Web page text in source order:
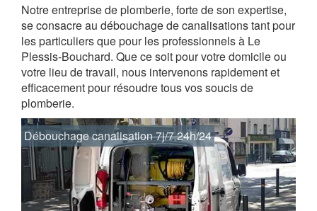
Notre entreprise de plomberie, forte de son expertise,
se consacre au débouchage de canalisations tant pour
les particuliers que pour les professionnels à Le
Plessis-Bouchard. Que ce soit pour votre domicile ou
votre lieu de travail, nous intervenons rapidement et
efficacement pour résoudre tous vos soucis de
plomberie.
Débouchage canalisation 7j/7 24h/24